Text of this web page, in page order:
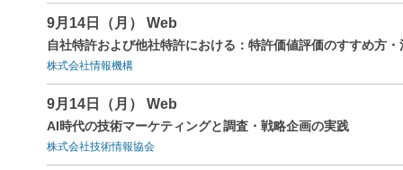
9月14日（月） Web
自社特許および他社特許における：特許価値評価のすすめ方・
株式会社情報機構
9月14日（月） Web
AI時代の技術マーケティングと調査・戦略企画の実践
株式会社技術情報協会